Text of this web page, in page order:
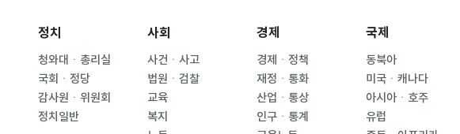
정치
청와대ㆍ총리실
국회ㆍ정당
감사원ㆍ위원회
정치일반
사회
사건ㆍ사고
법원ㆍ검찰
교육
복지
경제
경제ㆍ정책
재정ㆍ통화
산업ㆍ통상
인구ㆍ통계
국제
동북아
미국ㆍ캐나다
아시아ㆍ호주
유럽